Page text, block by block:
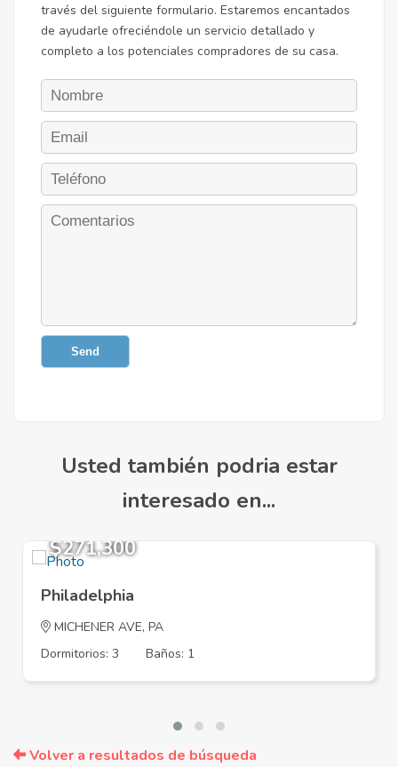
través del siguiente formulario. Estaremos encantados
de ayudarle ofreciéndole un servicio detallado y
completo a los potenciales compradores de su casa.
Send
Usted también podria estar
interesado en...
$271,300
Philadelphia
MICHENER AVE, PA
Dormitorios: 3
Baños: 1
Volver a resultados de búsqueda